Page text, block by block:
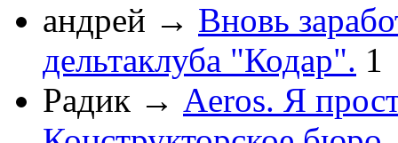
андрей → Вновь
дельтаклуба "Кодар". 1
Радик → Aeros. Я